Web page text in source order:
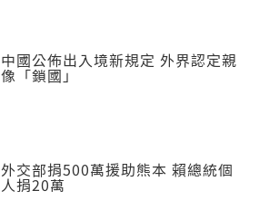
中國公佈出入境新規定 外界認定親
像「鎖國」
外交部捐500萬援助熊本 賴總統個
人捐20萬